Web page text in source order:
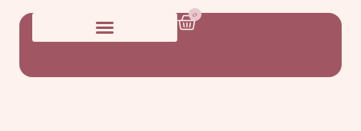
0